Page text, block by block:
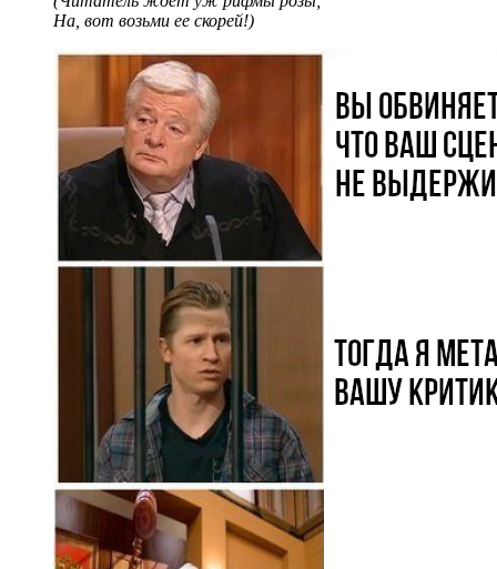
На, вот возьми ее скорей!)